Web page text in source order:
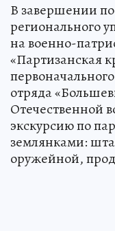
В завершении
регионального
на военно-
«Партизанская
отряда
Отечественной
экскурсию по
землянками:
оружейной,